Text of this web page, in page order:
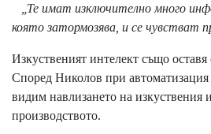
„Те имат изключително много
която затормозява, и се чувстват
Изкуственият интелект също оставя
Според Николов при
видим навлизането на изкуствения
производството.